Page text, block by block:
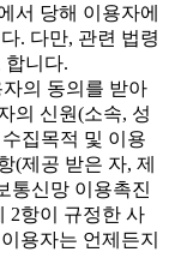
서 당해 이용자에
. 다만, 관련 법령
합니다.
의 동의를 받아
의 신원(소속, 성
집목적 및 이용
(제공 받은 자, 제
통신망 이용촉진
2항이 규정한 사
용자는 언제든지